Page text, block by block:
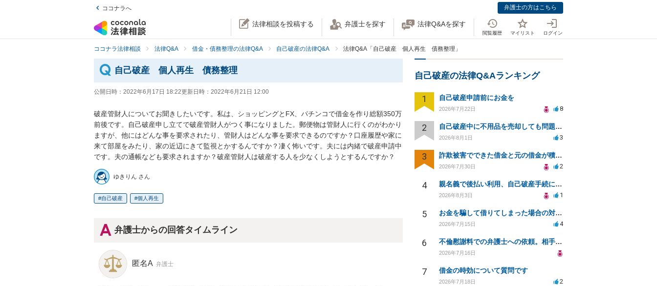
ココナラへ 弁護士の方はこちら
法律相談を投稿する 弁護士を探す 法律Q&Aを探す
閲覧履歴 マイリスト ログイン
ココナラ法律相談 法律Q&A 借金・債務整理の法律Q&A 自己破産の法律Q&A 法律Q&A「自己破産 個人再生 債務整理」
自己破産 個人再生 債務整理
公開日時： 2022年6月17日 18:22更新日時： 2022年6月21日 12:00
破産管財人についてお聞きしたいです。私は、ショッピングとFX、パチンコで借金を作り総額350万
前後です。自己破産申し立てで破産管財人がつく事になりました。郵便物は管財人に行くのがわかり
ますが、他にはどんな事を要求されたり、管財人はどんな事を要求できるのですか？口座履歴や家に
来て部屋をみたり、家の近辺にきて監視とかするんですか？凄く怖いです。夫には内緒で破産申請中
です。夫の通帳なども要求されますか？破産管財人は破産する人を少なくしようとするんですか？
ゆきりん さん
自己破産 個人再生
弁護士からの回答タイムライン
匿名A 弁護士
自己破産の法律Q&Aランキング
1 自己破産申請前にお金を
2026年7月22日 8
2 自己破産中に不用品を売却しても問題ないか？
2026年8月1日 3
3 詐欺被害でできた借金と元の借金が積み重なり返済困難
2026年7月30日 2
4 親名義で後払い利用、自己破産手続に影響はあるか？
2026年8月3日 1
5 お金を騙して借りてしまった場合の対処法と今後の対応策
2026年7月15日 4
6 不倫慰謝料での弁護士への依頼。相手が自己破産、弁護士との契約範囲は？
2026年7月16日
7 借金の時効について質問です
2026年7月18日 2